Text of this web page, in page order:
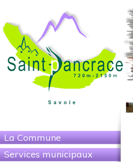
La Commune
Services municipaux